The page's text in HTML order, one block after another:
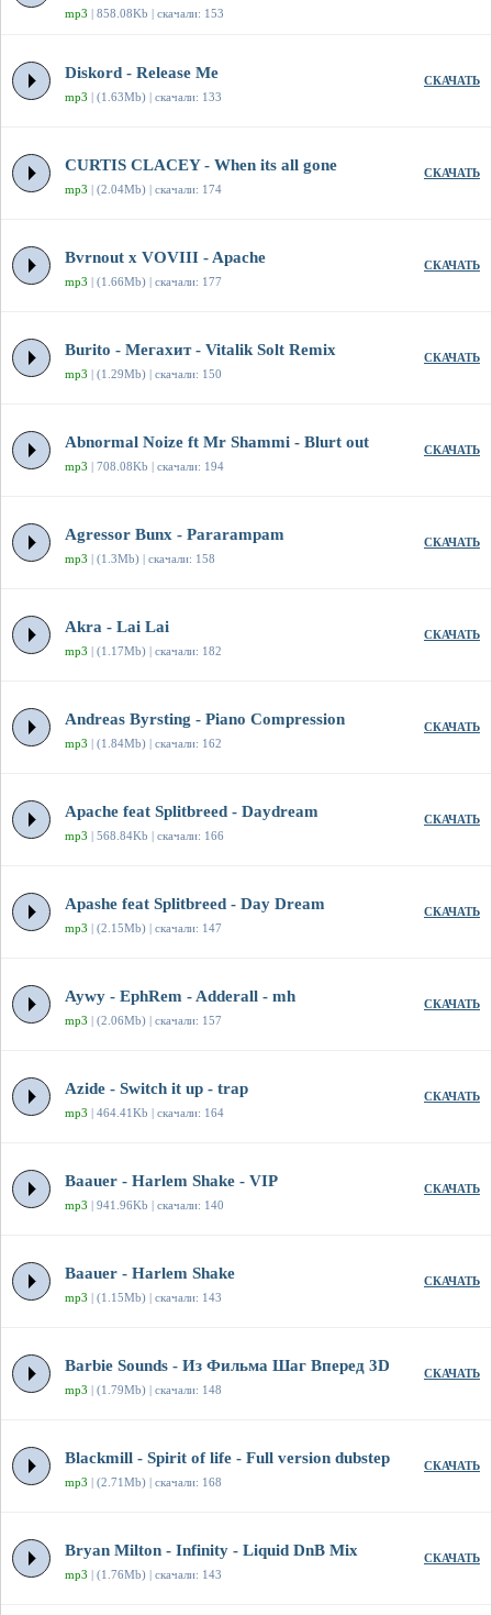
mp3 | 858.08Kb | скачали: 153
Diskord - Release Me
mp3 | (1.63Mb) | скачали: 133
СКАЧАТЬ
CURTIS CLACEY - When its all gone
mp3 | (2.04Mb) | скачали: 174
СКАЧАТЬ
Bvrnout x VOVIII - Apache
mp3 | (1.66Mb) | скачали: 177
СКАЧАТЬ
Burito - Мегахит - Vitalik Solt Remix
mp3 | (1.29Mb) | скачали: 150
СКАЧАТЬ
Abnormal Noize ft Mr Shammi - Blurt out
mp3 | 708.08Kb | скачали: 194
СКАЧАТЬ
Agressor Bunx - Pararampam
mp3 | (1.3Mb) | скачали: 158
СКАЧАТЬ
Akra - Lai Lai
mp3 | (1.17Mb) | скачали: 182
СКАЧАТЬ
Andreas Byrsting - Piano Compression
mp3 | (1.84Mb) | скачали: 162
СКАЧАТЬ
Apache feat Splitbreed - Daydream
mp3 | 568.84Kb | скачали: 166
СКАЧАТЬ
Apashe feat Splitbreed - Day Dream
mp3 | (2.15Mb) | скачали: 147
СКАЧАТЬ
Aywy - EphRem - Adderall - mh
mp3 | (2.06Mb) | скачали: 157
СКАЧАТЬ
Azide - Switch it up - trap
mp3 | 464.41Kb | скачали: 164
СКАЧАТЬ
Baauer - Harlem Shake - VIP
mp3 | 941.96Kb | скачали: 140
СКАЧАТЬ
Baauer - Harlem Shake
mp3 | (1.15Mb) | скачали: 143
СКАЧАТЬ
Barbie Sounds - Из Фильма Шаг Вперед 3D
mp3 | (1.79Mb) | скачали: 148
СКАЧАТЬ
Blackmill - Spirit of life - Full version dubstep
mp3 | (2.71Mb) | скачали: 168
СКАЧАТЬ
Bryan Milton - Infinity - Liquid DnB Mix
mp3 | (1.76Mb) | скачали: 143
СКАЧАТЬ